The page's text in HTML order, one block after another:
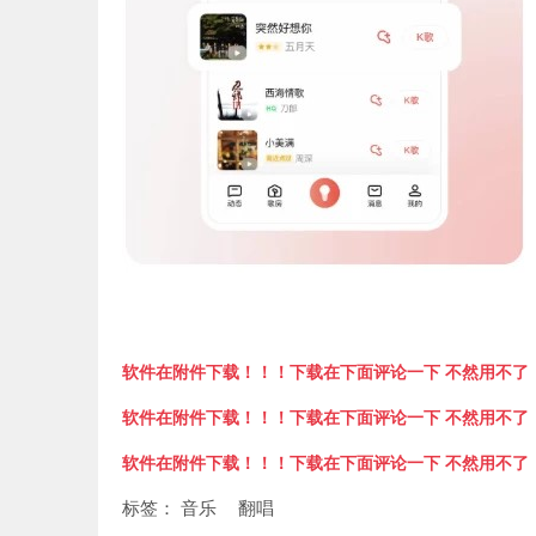
软件在附件下载！！！下载在下面评论一下 不然用不了
软件在附件下载！！！下载在下面评论一下 不然用不了
软件在附件下载！！！下载在下面评论一下 不然用不了
标签： 音乐 翻唱